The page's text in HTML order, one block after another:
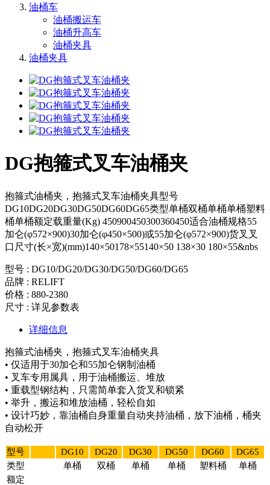
油桶车
油桶搬运车
油桶升高车
油桶夹具
油桶夹具
DG抱箍式叉车油桶夹
抱箍式油桶夹，抱箍式叉车油桶夹具型号
DG10DG20DG30DG50DG60DG65类型单桶双桶单桶单桶塑料
桶单桶额定载重量(Kg) 450900450300360450适合油桶规格55
加仑(φ572×900)30加仑(φ450×500)或55加仑(φ572×900)货叉叉
口尺寸(长×宽)(mm)140×50178×55140×50 138×30 180×55&nbs
型号 : DG10/DG20/DG30/DG50/DG60/DG65
品牌 : RELIFT
价格 : 880-2380
尺寸 : 详见参数表
详细信息
抱箍式油桶夹，抱箍式叉车油桶夹具
• 仅适用于30加仑和55加仑钢制油桶
• 叉车专用属具，用于油桶搬运、堆放
• 重载型钢结构，只需简单套入货叉和锁紧
• 举升，搬运和堆放油桶，轻松自如
• 设计巧妙，靠油桶自身重量自动夹持油桶，放下油桶，桶夹
自动松开
型号 DG10 DG20 DG30 DG50 DG60
DG65
类型
单桶 双桶 单桶 单桶 塑料桶
单桶
额定